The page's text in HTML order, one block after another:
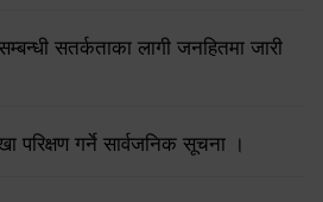
सतर्कताका लागी जनहितमा जारी
परिक्षण गर्ने सार्वजनिक सूचना ।